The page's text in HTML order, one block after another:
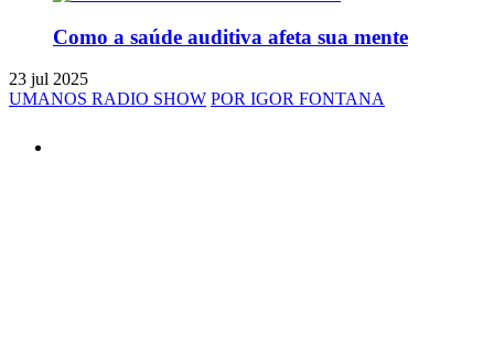
Como a saúde auditiva afeta sua mente
23 jul 2025
UMANOS RADIO SHOW POR IGOR FONTANA